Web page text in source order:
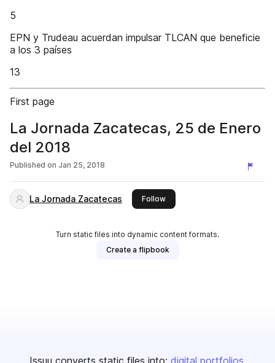
5
EPN y Trudeau acuerdan impulsar TLCAN que beneficie
a los 3 países
13
First page
La Jornada Zacatecas, 25 de Enero
del 2018
Published on Jan 25, 2018
La Jornada Zacatecas Followthis publisher
Turn static files into dynamic content formats.
Create a flipbook
Issuu converts static files into: digital portfolios